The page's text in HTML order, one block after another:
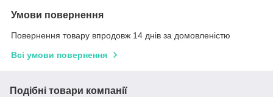
Умови повернення
Повернення товару впродовж 14 днів за домовленістю
Всі умови повернення
Подібні товари компанії